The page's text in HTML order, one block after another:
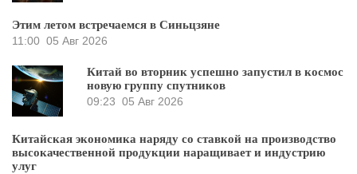
Этим летом встречаемся в Синьцзяне
11:00 05 Авг 2026
Китай во вторник успешно запустил в космос
новую группу спутников
09:23 05 Авг 2026
Китайская экономика наряду со ставкой на производство
высокачественной продукции наращивает и индустрию
улуг